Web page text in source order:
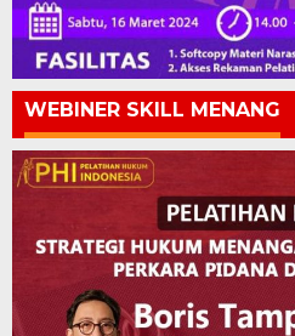
WEBINER SKILL MENANG